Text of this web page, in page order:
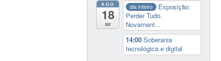
AGO
18
ter
dia inteiro
Exposição:
Perder Tudo.
Novament...
14:00Soberania
tecnológica e digital